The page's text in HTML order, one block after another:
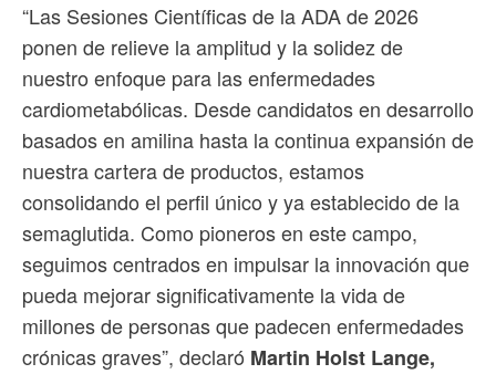
“Las Sesiones Científicas de la ADA de 2026
ponen de relieve la amplitud y la solidez de
nuestro enfoque para las enfermedades
cardiometabólicas. Desde candidatos en desarrollo
basados ​​en amilina hasta la continua expansión de
nuestra cartera de productos, estamos
consolidando el perfil único y ya establecido de la
semaglutida. Como pioneros en este campo,
seguimos centrados en impulsar la innovación que
pueda mejorar significativamente la vida de
millones de personas que padecen enfermedades
crónicas graves”, declaró Martin Holst Lange,